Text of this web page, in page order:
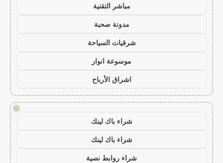
مباشر التقنية
مدونة صحبة
شرقيات السياحة
موسوعة انوار
اشراق الأرباح
!
شراء باك لينك
شراء باك لينك
شراء روابط نصية